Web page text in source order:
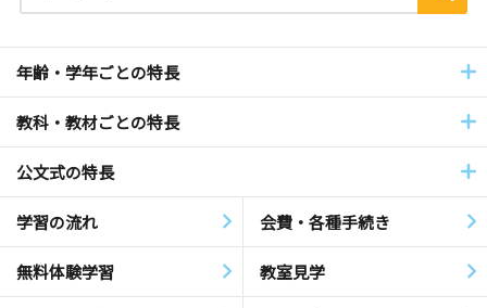
年齢・学年ごとの特長
教科・教材ごとの特長
公文式の特長
学習の流れ 会費・各種手続き
無料体験学習 教室見学